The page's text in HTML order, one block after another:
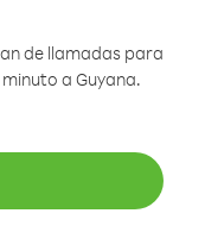
de llamadas para
a Guyana.